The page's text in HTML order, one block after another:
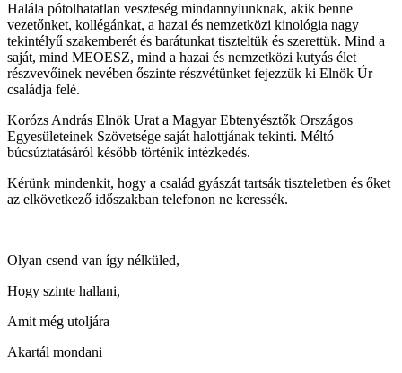
Halála pótolhatatlan veszteség mindannyiunknak, akik benne
vezetőnket, kollégánkat, a hazai és nemzetközi kinológia nagy
tekintélyű szakemberét és barátunkat tiszteltük és szerettük. Mind a
saját, mind MEOESZ, mind a hazai és nemzetközi kutyás élet
részvevőinek nevében őszinte részvétünket fejezzük ki Elnök Úr
családja felé.
Korózs András Elnök Urat a Magyar Ebtenyésztők Országos
Egyesületeinek Szövetsége saját halottjának tekinti. Méltó
búcsúztatásáról később történik intézkedés.
Kérünk mindenkit, hogy a család gyászát tartsák tiszteletben és őket
az elkövetkező időszakban telefonon ne keressék.
Olyan csend van így nélküled,
Hogy szinte hallani,
Amit még utoljára
Akartál mondani